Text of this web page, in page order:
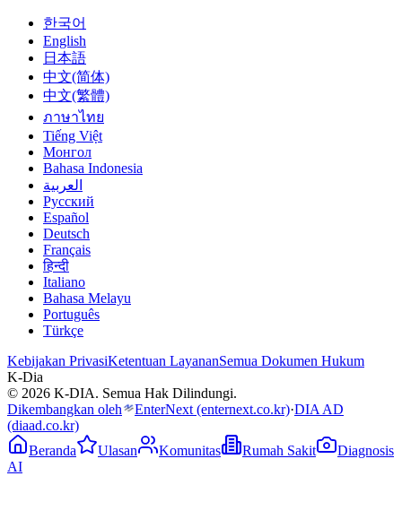
한국어
English
日本語
中文(简体)
中文(繁體)
ภาษาไทย
Tiếng Việt
Монгол
Bahasa Indonesia
العربية
Русский
Español
Deutsch
Français
हिन्दी
Italiano
Bahasa Melayu
Português
Türkçe
Kebijakan PrivasiKetentuan LayananSemua Dokumen Hukum
K-Dia
© 2026 K-DIA. Semua Hak Dilindungi.
Dikembangkan oleh
EnterNext (enternext.co.kr)·DIA AD
(diaad.co.kr)
Beranda
Ulasan Komunitas Rumah Sakit
Diagnosis
AI